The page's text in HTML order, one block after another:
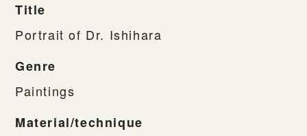
Title
Portrait of Dr. Ishihara
Genre
Paintings
Material/technique